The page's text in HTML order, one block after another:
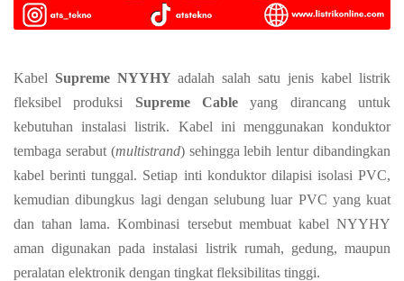
Kabel Supreme NYYHY adalah salah satu jenis kabel listrik
fleksibel produksi Supreme Cable yang dirancang untuk
kebutuhan instalasi listrik. Kabel ini menggunakan konduktor
tembaga serabut (multistrand) sehingga lebih lentur dibandingkan
kabel berinti tunggal. Setiap inti konduktor dilapisi isolasi PVC,
kemudian dibungkus lagi dengan selubung luar PVC yang kuat
dan tahan lama. Kombinasi tersebut membuat kabel NYYHY
aman digunakan pada instalasi listrik rumah, gedung, maupun
peralatan elektronik dengan tingkat fleksibilitas tinggi.